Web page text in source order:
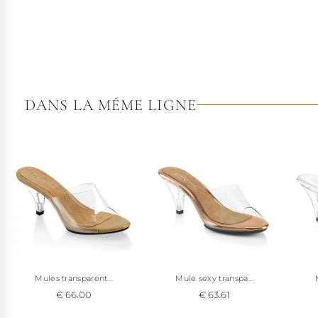
DANS LA MÊME LIGNE
Mules transparent...
€ 66.00
Mule sexy transpa...
€ 63.61